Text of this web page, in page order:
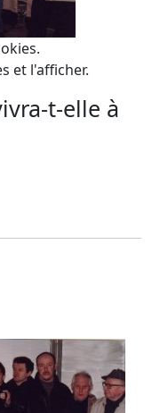
et l'afficher.
t-elle à